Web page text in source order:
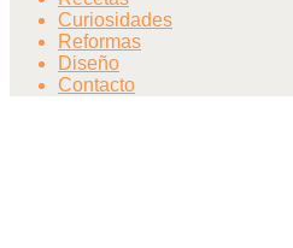
Curiosidades
Reformas
Diseño
Contacto